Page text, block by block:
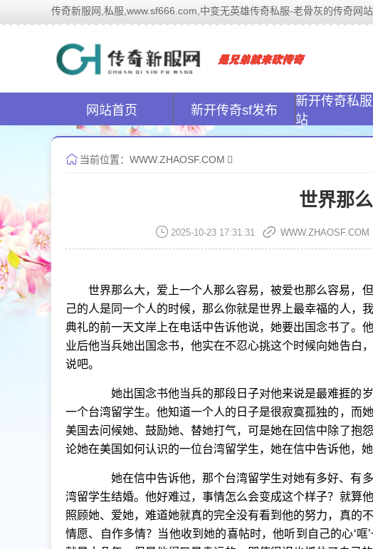
传奇新服网,私服,www.sf666.com,中变无英雄传奇私服-老骨灰的传奇网
网站首页 新开传奇sf发布
新开传奇私
站
当前位置： WWW.ZHAOSF.COM
世界那
2025-10-23 17:31:31 WWW.ZHAOSF.COM
世界那么大，爱上一个人那么容易，被爱也那么容易，
己的人是同一个人的时候，那么你就是世界上最幸福的人，
典礼的前一天文岸上在电话中告诉他说，她要出国念书了。
业后他当兵她出国念书，他实在不忍心挑这个时候向她告白
说吧。
她出国念书他当兵的那段日子对他来说是最难捱的岁
一个台湾留学生。他知道一个人的日子是很寂寞孤独的，而
美国去问候她、鼓励她、替她打气，可是她在回信中除了抱
论她在美国如何认识的一位台湾留学生，她在信中告诉他，她
她在信中告诉他，那个台湾留学生对她有多好、有多
湾留学生结婚。他好难过，事情怎么会变成这个样子？就算
照顾她、爱她，难道她就真的完全没有看到他的努力，真的
情愿、自作多情？当他收到她的喜帖时，他听到自己的心‘